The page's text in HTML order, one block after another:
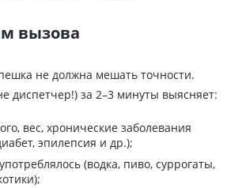
вызова
не должна мешать точности.
диспетчер!) за 2–3 минуты выясняет:
вес, хронические заболевания
эпилепсия и др.);
(водка, пиво, суррогаты,